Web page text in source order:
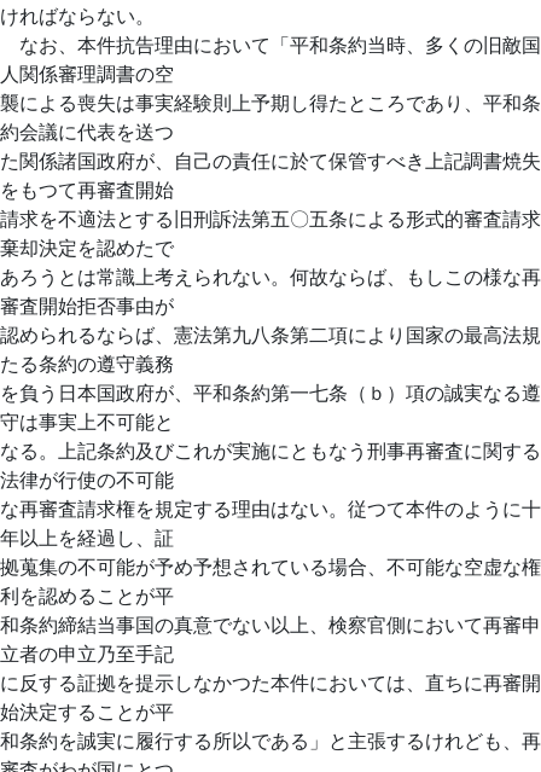
ければならない。
なお、本件抗告理由において「平和条約当時、多くの旧敵国
人関係審理調書の空
襲による喪失は事実経験則上予期し得たところであり、平和条
約会議に代表を送つ
た関係諸国政府が、自己の責任に於て保管すべき上記調書焼失
をもつて再審査開始
請求を不適法とする旧刑訴法第五〇五条による形式的審査請求
棄却決定を認めたで
あろうとは常識上考えられない。何故ならば、もしこの様な再
審査開始拒否事由が
認められるならば、憲法第九八条第二項により国家の最高法規
たる条約の遵守義務
を負う日本国政府が、平和条約第一七条（ｂ）項の誠実なる遵
守は事実上不可能と
なる。上記条約及びこれが実施にともなう刑事再審査に関する
法律が行使の不可能
な再審査請求権を規定する理由はない。従つて本件のように十
年以上を経過し、証
拠蒐集の不可能が予め予想されている場合、不可能な空虚な権
利を認めることが平
和条約締結当事国の真意でない以上、検察官側において再審申
立者の申立乃至手記
に反する証拠を提示しなかつた本件においては、直ちに再審開
始決定することが平
和条約を誠実に履行する所以である」と主張するけれども、再